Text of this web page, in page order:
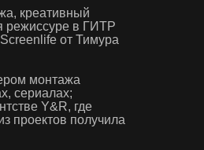
креативный
режиссуре в ГИТР
от Тимура
монтажа
сериалах;
Y&R, где
проектов получила